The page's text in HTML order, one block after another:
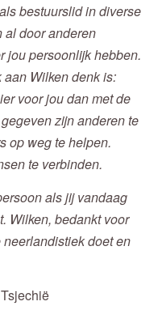
bestuurslid in diverse
al door anderen
jou persoonlijk hebben.
Wilken denk is:
voor jou dan met de
zijn anderen te
op weg te helpen.
te verbinden.
als jij vandaag
Wilken, bedankt voor
doet en